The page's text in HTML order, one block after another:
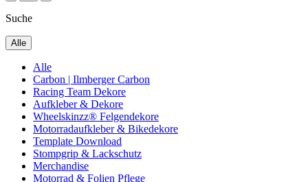
Suche
Alle
Alle
Carbon | Ilmberger Carbon
Racing Team Dekore
Aufkleber & Dekore
Wheelskinzz® Felgendekore
Motorradaufkleber & Bikedekore
Template Download
Stompgrip & Lackschutz
Merchandise
Motorrad & Folien Pflege